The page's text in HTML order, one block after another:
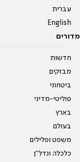
עברית
English
מדורים
חדשות
מבזקים
ביטחוני
פוליטי-מדיני
בארץ
בעולם
משפט ופלילים
כלכלה ונדל"ן